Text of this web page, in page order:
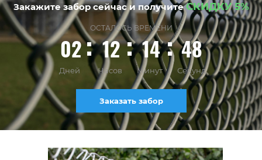
Закажите забор сейчас и получитеСКИДКУ 5%
ОСТАЛОСЬ ВРЕМЕНИ
02 12 14 48
Дней Часов Минут Секунд
Заказать забор